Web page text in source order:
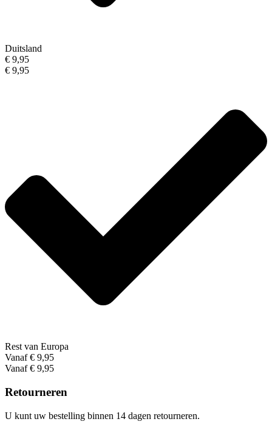
Duitsland
€ 9,95
€ 9,95
Rest van Europa
Vanaf € 9,95
Vanaf € 9,95
Retourneren
U kunt uw bestelling binnen 14 dagen retourneren.